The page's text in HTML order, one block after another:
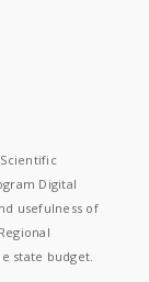
Digital
usefulness of
state budget.